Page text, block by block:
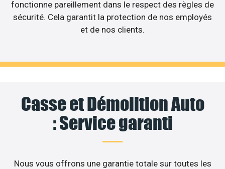
fonctionne pareillement dans le respect des règles de
sécurité. Cela garantit la protection de nos employés
et de nos clients.
Casse et Démolition Auto
: Service garanti
Nous vous offrons une garantie totale sur toutes les